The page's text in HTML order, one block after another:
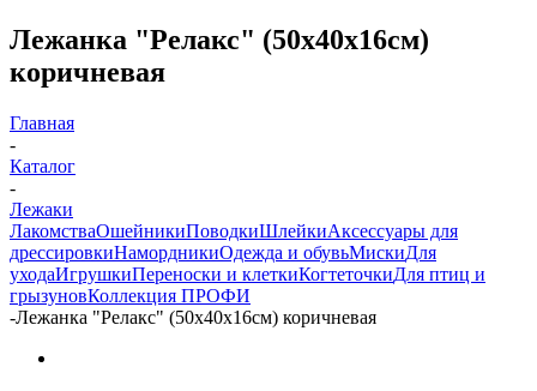
Лежанка "Релакс" (50х40х16см)
коричневая
Главная
-
Каталог
-
Лежаки
ЛакомстваОшейникиПоводкиШлейкиАксессуары для
дрессировкиНамордникиОдежда и обувьМискиДля
уходаИгрушкиПереноски и клеткиКогтеточкиДля птиц и
грызуновКоллекция ПРОФИ
-Лежанка "Релакс" (50х40х16см) коричневая